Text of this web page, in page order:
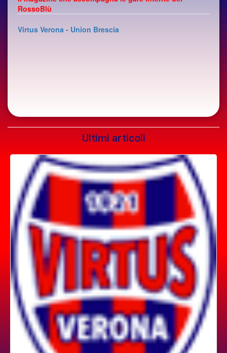
RossoBlù
Virtus Verona - Union Brescia
Ultimi articoli